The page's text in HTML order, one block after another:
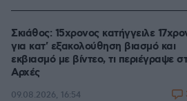
Σκιάθος: 15χρονος κατήγγειλε
για κατ' εξακολούθηση βιασμό και
εκβιασμό με βίντεο, τι περιέγραψε
Αρχές
09.08.2026, 16:54